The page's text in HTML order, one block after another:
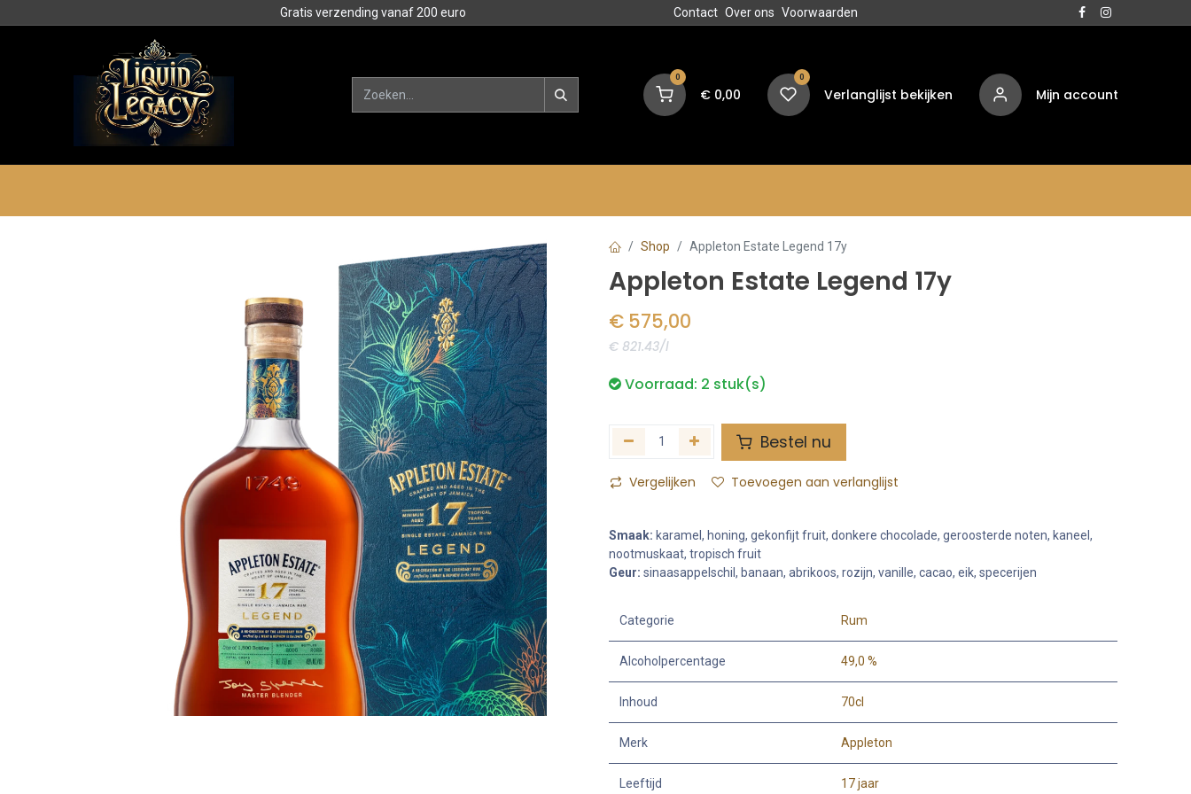
Gratis verzending vanaf 200 euro Contact Over ons Voorwaarden
0
€ 0,00
0
Verlanglijst bekijken Mijn account
Shop Appleton Estate Legend 17y
Appleton Estate Legend 17y
€ 575,00
€ 821.43/l
Voorraad: 2 stuk(s)
Bestel nu
Vergelijken Toevoegen aan verlanglijst
Smaak: karamel, honing, gekonfijt fruit, donkere chocolade, geroosterde noten, kaneel,
nootmuskaat, tropisch fruit
Geur: sinaasappelschil, banaan, abrikoos, rozijn, vanille, cacao, eik, specerijen
Categorie Rum
Alcoholpercentage 49,0 %
Inhoud 70cl
Merk Appleton
Leeftijd 17 jaar